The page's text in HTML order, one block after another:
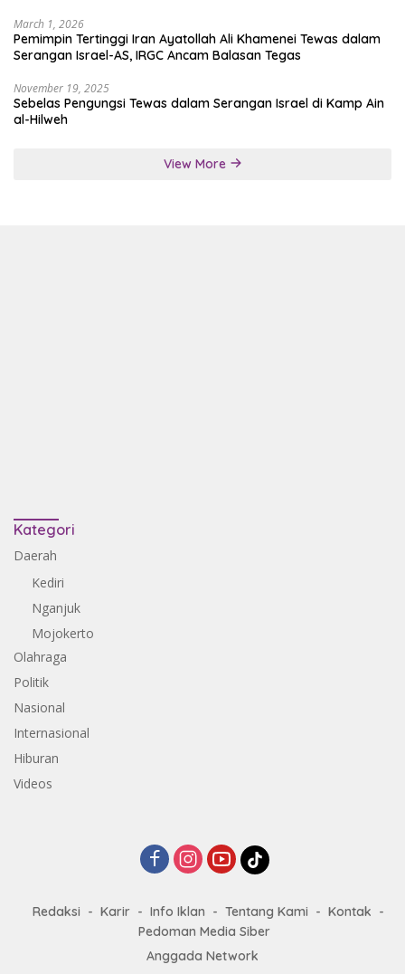
March 1, 2026
Pemimpin Tertinggi Iran Ayatollah Ali Khamenei Tewas dalam
Serangan Israel-AS, IRGC Ancam Balasan Tegas
November 19, 2025
Sebelas Pengungsi Tewas dalam Serangan Israel di Kamp Ain
al-Hilweh
View More
Kategori
Daerah
Kediri
Nganjuk
Mojokerto
Olahraga
Politik
Nasional
Internasional
Hiburan
Videos
Redaksi Karir Info Iklan Tentang Kami
Kontak
Pedoman Media Siber
Anggada Network